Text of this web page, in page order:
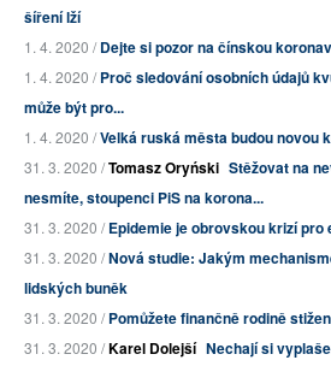
šíření lží
1. 4. 2020 /Dejte si pozor na čínskou
1. 4. 2020 /Proč sledování osobních údajů
může být pro...
1. 4. 2020 /Velká ruská města budou novou
31. 3. 2020 /Tomasz Oryński Stěžovat na
nesmíte, stoupenci PiS na korona...
31. 3. 2020 /Epidemie je obrovskou krizí
31. 3. 2020 /Nová studie: Jakým
lidských buněk
31. 3. 2020 /Pomůžete finančně rodině
31. 3. 2020 /Karel Dolejší Nechají si